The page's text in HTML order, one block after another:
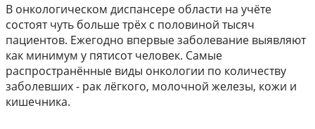
В онкологическом диспансере области на учёте
состоят чуть больше трёх с половиной тысяч
пациентов. Ежегодно впервые заболевание выявляют
как минимум у пятисот человек. Самые
распространённые виды онкологии по количеству
заболевших - рак лёгкого, молочной железы, кожи и
кишечника.